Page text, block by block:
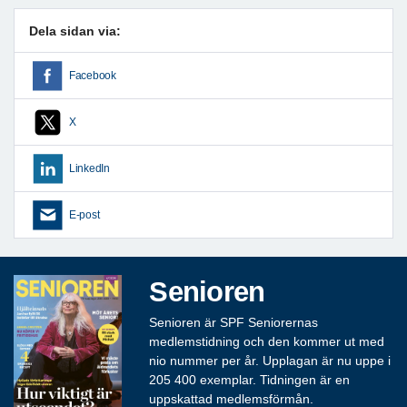
Dela sidan via:
Facebook
X
LinkedIn
E-post
Senioren
Senioren är SPF Seniorernas
medlemstidning och den kommer ut med
nio nummer per år. Upplagan är nu uppe i
205 400 exemplar. Tidningen är en
uppskattad medlemsförmån.